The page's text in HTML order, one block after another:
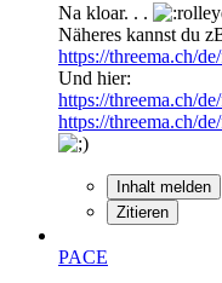
Na kloar. . .
Näheres kannst du
https://threema.ch/
Und hier:
https://threema.ch/
https://threema.ch/
Inhalt melden
Zitieren
PACE